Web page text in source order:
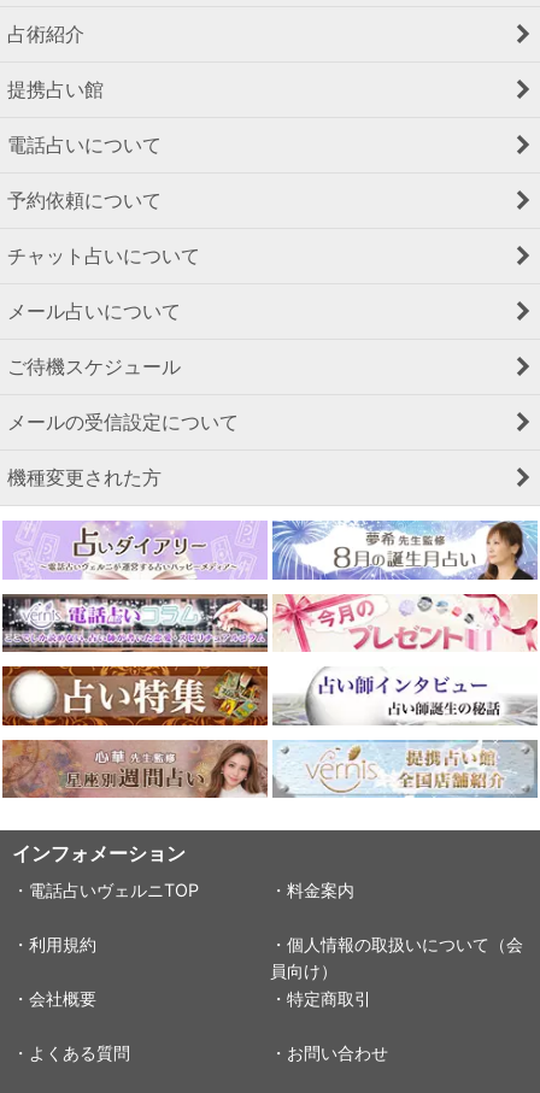
占術紹介
提携占い館
電話占いについて
予約依頼について
チャット占いについて
メール占いについて
ご待機スケジュール
メールの受信設定について
機種変更された方
インフォメーション
・電話占いヴェルニTOP ・料金案内
・利用規約
・個人情報の取扱いについて（会
員向け）
・会社概要
・特定商取引
・よくある質問 ・お問い合わせ